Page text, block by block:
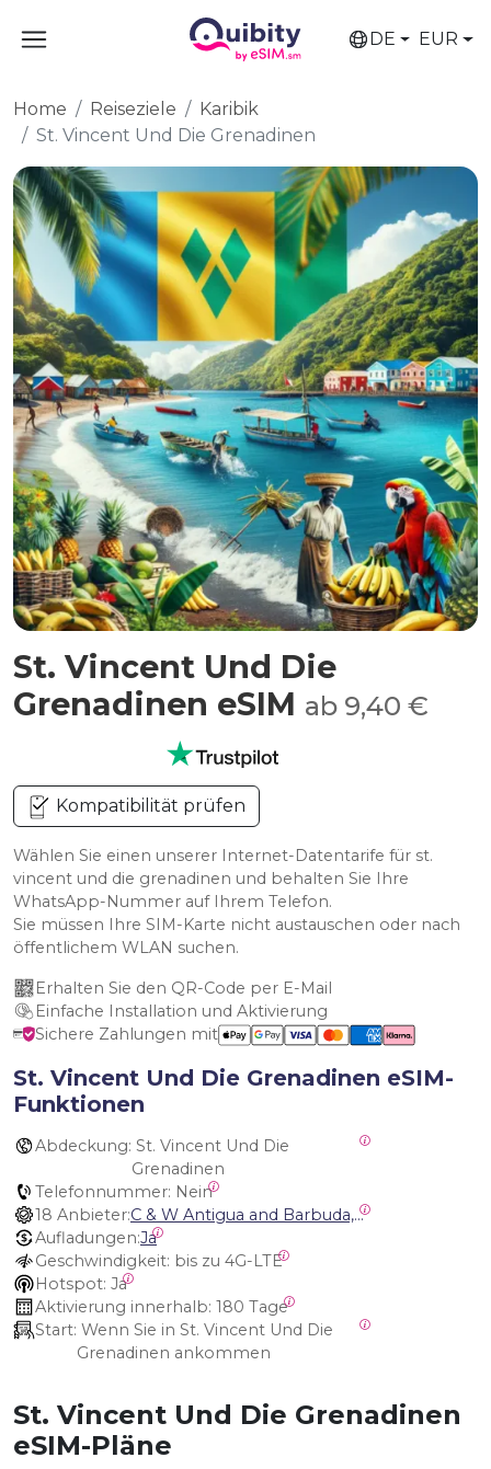
DE EUR
Home Reiseziele
Karibik
St. Vincent Und Die Grenadinen
St. Vincent Und Die
Grenadinen eSIM ab 9,40 €
Kompatibilität prüfen
Wählen Sie einen unserer Internet-Datentarife für st.
vincent und die grenadinen und behalten Sie Ihre
WhatsApp-Nummer auf Ihrem Telefon.
Sie müssen Ihre SIM-Karte nicht austauschen oder nach
öffentlichem WLAN suchen.
Erhalten Sie den QR-Code per E-Mail
Einfache Installation und Aktivierung
Sichere Zahlungen mit
St. Vincent Und Die Grenadinen eSIM-
Funktionen
Abdeckung:
Grenadinen
Telefonnummer: Nein
18 Anbieter:
C & W Antigua and Barbuda, Cable and Wireless Anguilla, Cable & Wireless - LIME, Setel Netherlands Antilles, BTC Bahamas, C&W (Flow), Claro, Bouygues/DigiCel, Dauphin, Free, Cable & Wireless Jamaica, Cable & Wireless Saint Kitts and Nevis, Cable & Wireless Saint Lucia, Cable & Wireless Montserrat, Liberty, Telephone Company Puerto Rico , Cable & Wireless, C & W Saint Vincent and Grenadines
Aufladungen:Ja
Geschwindigkeit: bis zu 4G-LTE
Hotspot: Ja
Aktivierung innerhalb: 180 Tage
Start:
Grenadinen ankommen
St. Vincent Und Die Grenadinen
eSIM-Pläne